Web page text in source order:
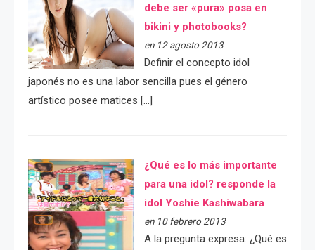
debe ser «pura» posa en
bikini y photobooks?
en 12 agosto 2013
Definir el concepto idol
japonés no es una labor sencilla pues el género
artístico posee matices […]
¿Qué es lo más importante
para una idol? responde la
idol Yoshie Kashiwabara
en 10 febrero 2013
A la pregunta expresa: ¿Qué es